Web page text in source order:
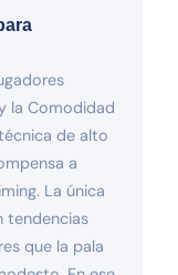
la Comodidad
de alto
a
La única
tendencias
que la pala